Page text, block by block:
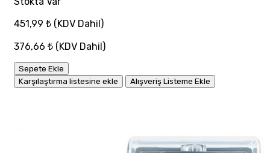
451,99 ₺ (KDV Dahil)
376,66 ₺ (KDV Dahil)
Sepete Ekle
Karşılaştırma listesine ekle
Alışveriş Listeme Ekle